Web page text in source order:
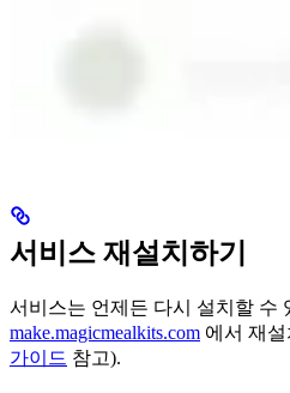
서비스 재설치하기
서비스는 언제든 다시 설치할 수
make.magicmealkits.com 에서 재
가이드 참고).